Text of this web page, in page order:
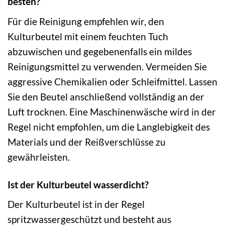
Für die Reinigung empfehlen wir, den
Kulturbeutel mit einem feuchten Tuch
abzuwischen und gegebenenfalls ein mildes
Reinigungsmittel zu verwenden. Vermeiden Sie
aggressive Chemikalien oder Schleifmittel. Lassen
Sie den Beutel anschließend vollständig an der
Luft trocknen. Eine Maschinenwäsche wird in der
Regel nicht empfohlen, um die Langlebigkeit des
Materials und der Reißverschlüsse zu
gewährleisten.
Ist der Kulturbeutel wasserdicht?
Der Kulturbeutel ist in der Regel
spritzwassergeschützt und besteht aus